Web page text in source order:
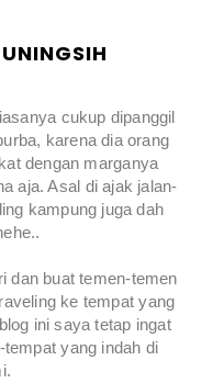
cukup dipanggil
karena dia orang
dengan marganya
aja. Asal di ajak jalan-
kampung juga dah
dan buat temen-temen
ke tempat yang
ini saya tetap ingat
yang indah di